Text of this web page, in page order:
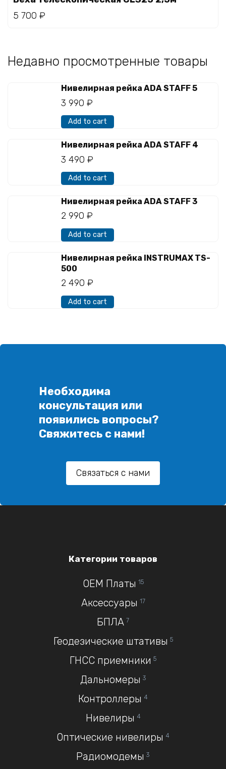
5 700 ₽
Недавно просмотренные товары
Нивелирная рейка ADA STAFF 5
3 990 ₽
Add to cart
Нивелирная рейка ADA STAFF 4
3 490 ₽
Add to cart
Нивелирная рейка ADA STAFF 3
2 990 ₽
Add to cart
Нивелирная рейка INSTRUMAX TS-
500
2 490 ₽
Add to cart
Необходима
консультация или
появились вопросы?
Свяжитесь с нами!
Связаться с нами
Категории товаров
OEM Платы 15
Аксессуары 17
БПЛА 7
Геодезические штативы 5
ГНСС приемники 5
Дальномеры 3
Контроллеры 4
Нивелиры 4
Оптические нивелиры 4
Радиомодемы 3